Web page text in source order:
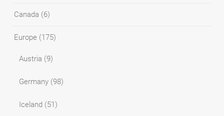
Canada (6)
Europe (175)
Austria (9)
Germany (98)
Iceland (51)